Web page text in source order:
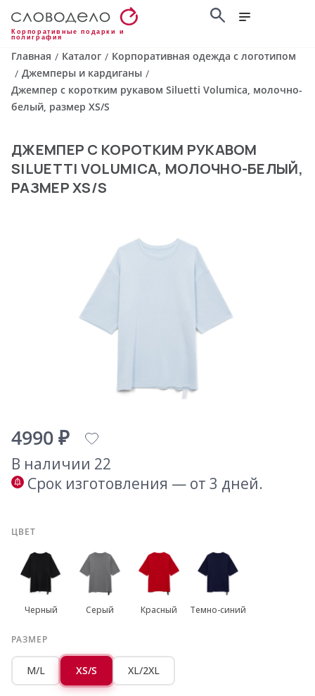
Корпоративные подарки и
полиграфия
Главная / Каталог / Корпоративная одежда с логотипом
/ Джемперы и кардиганы /
Джемпер с коротким рукавом Siluetti Volumica, молочно-
белый, размер XS/S
ДЖЕМПЕР С КОРОТКИМ РУКАВОМ
SILUETTI VOLUMICA, МОЛОЧНО-БЕЛЫЙ,
РАЗМЕР XS/S
4990 ₽
В наличии 22
Срок изготовления — от 3 дней.
ЦВЕТ
Черный Серый Красный Темно-синий
РАЗМЕР
M/L XS/S XL/2XL